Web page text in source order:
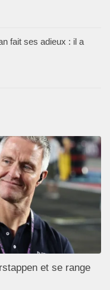
fait ses adieux : il a
et se range